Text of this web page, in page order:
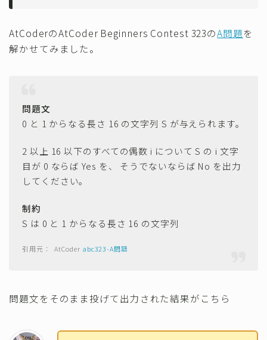
AtCoderのAtCoder Beginners Contest 323のA問題を
解かせてみました。
問題文
0 と 1 からなる長さ 16 の文字列 S が与えられます。
2 以上 16 以下のすべての偶数 i について S の i 文字
目が 0 ならば Yes を、 そうでないならば No を出力
してください。
制約
S は 0 と 1 からなる長さ 16 の文字列
AtCoder abc323-A問題
問題文をそのまま投げて出力された結果がこちら